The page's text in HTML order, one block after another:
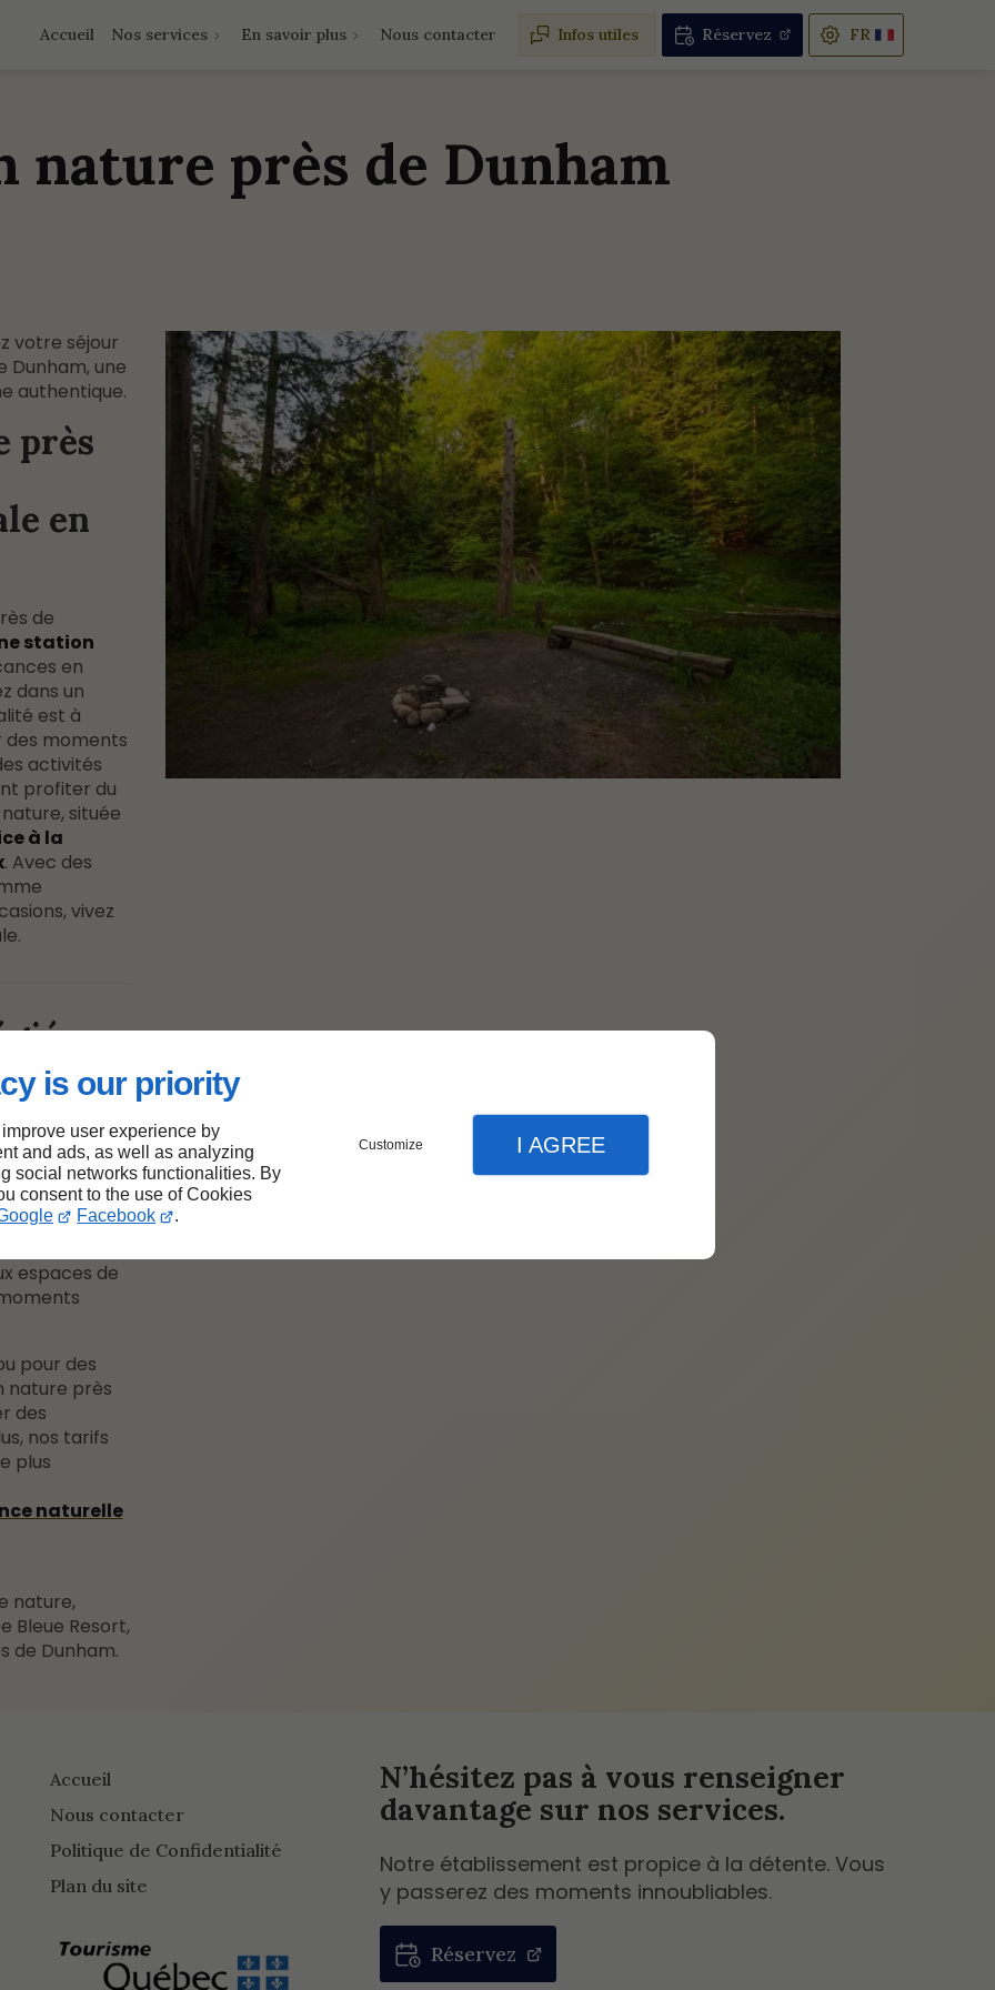
is our priority
user experience by
and ads, as well as analyzing
social networks functionalities. By
consent to the use of Cookies
Facebook .
Customize I AGREE
Accueil Nos services En savoir plus Nous contacter Infos utiles Réservez
nature près de Dunham
votre séjour
Dunham, une
authentique.
près
en
de
station
en
dans un
est à
des moments
activités
profiter du
située
à la
. Avec des
vivez
en
station
Dunham, le
variété
de
proches.
espaces de
pour des
nature près
des
nos tarifs
plus
naturelle
nature,
Bleue Resort,
de Dunham.
Accueil
Nous contacter
Politique de Confidentialité
Plan du site
N’hésitez pas à vous renseigner
davantage sur nos services.
Notre établissement est propice à la détente. Vous
y passerez des moments innoubliables.
Réservez